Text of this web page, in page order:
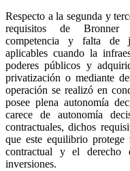
Respecto a la segunda y
requisitos de Bronner
competencia y falta de
aplicables cuando la
poderes públicos y
privatización o mediante
operación se realizó en
posee plena autonomía
carece de autonomía
contractuales, dichos
que este equilibrio
contractual y el derecho
inversiones.